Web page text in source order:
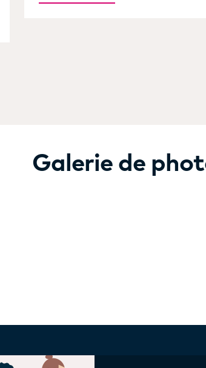
Galerie de